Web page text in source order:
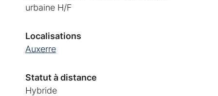
urbaine H/F
Localisations
Auxerre
Statut à distance
Hybride